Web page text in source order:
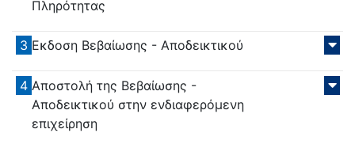
Πληρότητας
3 Εκδοση Βεβαίωσης - Αποδεικτικού
4 Αποστολή της Βεβαίωσης -
Αποδεικτικού στην ενδιαφερόμενη
επιχείρηση